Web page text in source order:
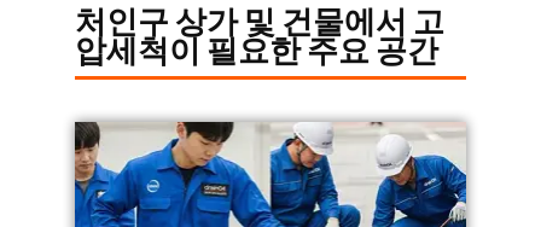
처인구 상가 및 건물에서 고
압세척이 필요한 주요 공간